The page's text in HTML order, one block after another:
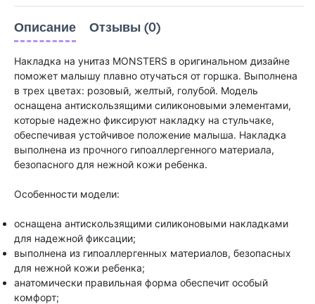
Описание Отзывы (0)
Накладка на унитаз MONSTERS в оригинальном дизайне
поможет малышу плавно отучаться от горшка. Выполнена
в трех цветах: розовый, желтый, голубой. Модель
оснащена антискользящими силиконовыми элементами,
которые надежно фиксируют накладку на стульчаке,
обеспечивая устойчивое положение малыша. Накладка
выполнена из прочного гипоаллергенного материала,
безопасного для нежной кожи ребенка.
Особенности модели:
оснащена антискользящими силиконовыми накладками
для надежной фиксации;
выполнена из гипоаллергенных материалов, безопасных
для нежной кожи ребенка;
анатомически правильная форма обеспечит особый
комфорт;